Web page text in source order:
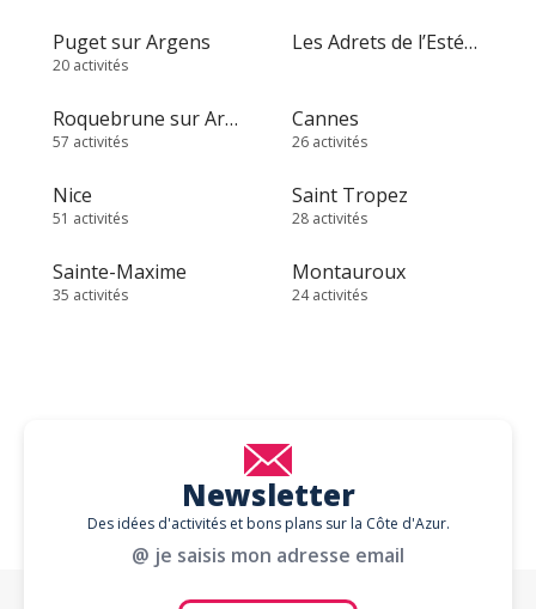
Puget sur Argens
20 activités
Les Adrets de l’Estérel
Roquebrune sur Argens
57 activités
Cannes
26 activités
Nice
51 activités
Saint Tropez
28 activités
Sainte-Maxime
35 activités
Montauroux
24 activités
Newsletter
Des idées d'activités et bons plans sur la Côte d'Azur.
@ je saisis mon adresse email